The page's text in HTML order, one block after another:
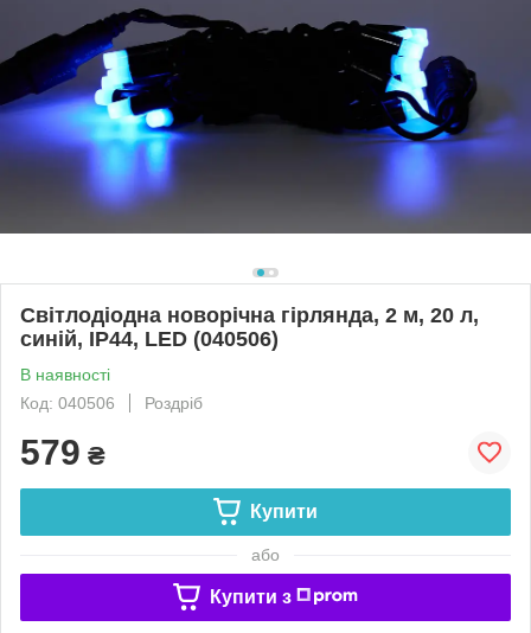
Світлодіодна новорічна гірлянда, 2 м, 20 л,
синій, IP44, LED (040506)
В наявності
Код: 040506
Роздріб
579 ₴
Купити
або
Купити з